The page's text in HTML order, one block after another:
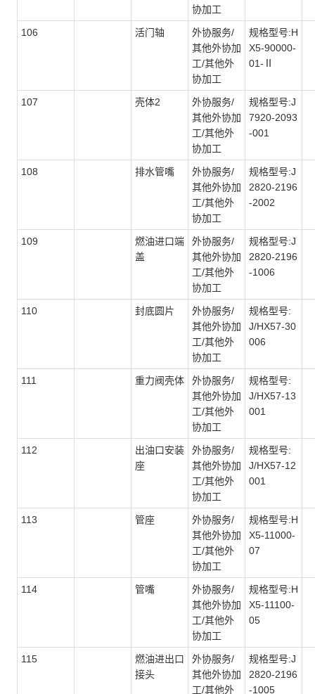
协加工
106 活门轴
外协服务/
其他外协加
工/其他外
协加工
规格型号:H
X5-90000-
01-Ⅱ
107 壳体2
外协服务/
其他外协加
工/其他外
协加工
规格型号:J
7920-2093
-001
108 排水管嘴
外协服务/
其他外协加
工/其他外
协加工
规格型号:J
2820-2196
-2002
109
燃油进口端
盖
外协服务/
其他外协加
工/其他外
协加工
规格型号:J
2820-2196
-1006
110 封底圆片
外协服务/
其他外协加
工/其他外
协加工
规格型号:
J/HX57-30
006
111 重力阀壳体
外协服务/
其他外协加
工/其他外
协加工
规格型号:
J/HX57-13
001
112
出油口安装
座
外协服务/
其他外协加
工/其他外
协加工
规格型号:
J/HX57-12
001
113 管座
外协服务/
其他外协加
工/其他外
协加工
规格型号:H
X5-11000-
07
114 管嘴
外协服务/
其他外协加
工/其他外
协加工
规格型号:H
X5-11100-
05
115
燃油进出口
接头
外协服务/
其他外协加
工/其他外
规格型号:J
2820-2196
-1005